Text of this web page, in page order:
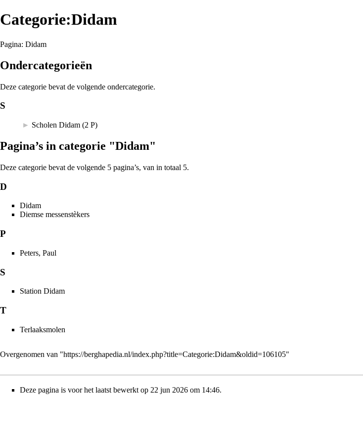
Categorie:Didam
Pagina: Didam
Ondercategorieën
Deze categorie bevat de volgende ondercategorie.
S
► Scholen Didam (2 P)
Pagina’s in categorie "Didam"
Deze categorie bevat de volgende 5 pagina’s, van in totaal 5.
D
Didam
Diemse messenstèkers
P
Peters, Paul
S
Station Didam
T
Terlaaksmolen
Overgenomen van "https://berghapedia.nl/index.php?title=Categorie:Didam&oldid=106105"
Deze pagina is voor het laatst bewerkt op 22 jun 2026 om 14:46.